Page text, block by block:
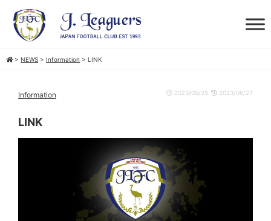
> NEWS > Information > LINK
Information 2023/05/25 2023/06/27
LINK